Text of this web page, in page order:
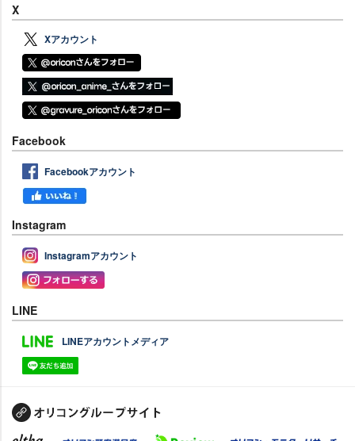
X
Xアカウント
Facebook
Facebookアカウント
Instagram
Instagramアカウント
LINE
LINEアカウントメディア